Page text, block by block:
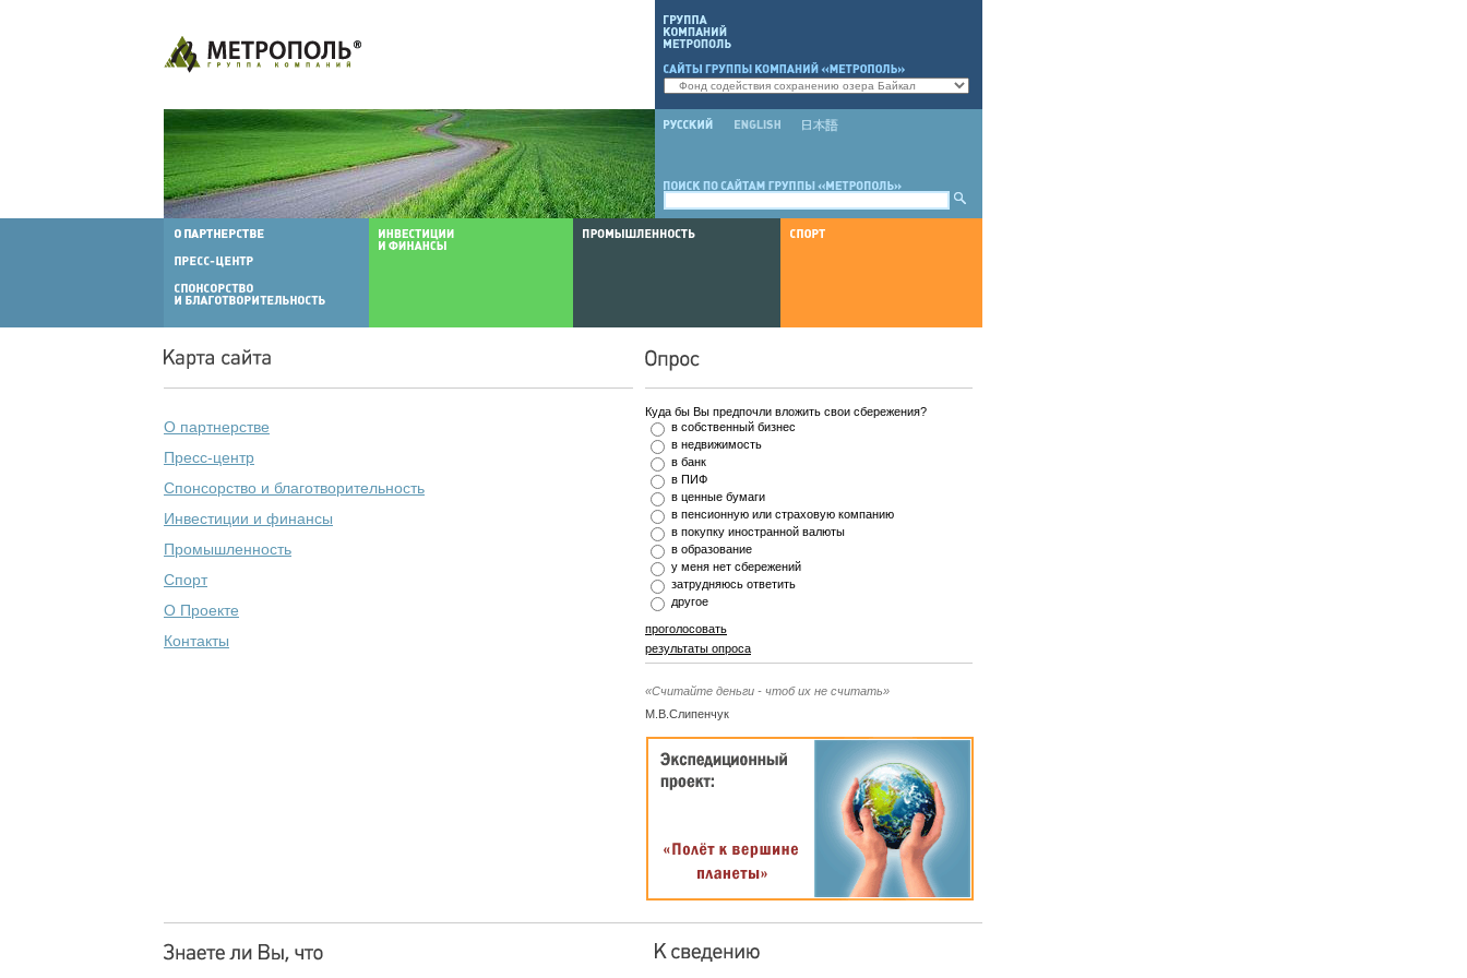
О партнерстве
Пресс-центр
Спонсорство и благотворительность
Инвестиции и финансы
Промышленность
Спорт
О Проекте
Контакты
Куда бы Вы предпочли вложить свои сбережения?
в собственный бизнес
в недвижимость
в банк
в ПИФ
в ценные бумаги
в пенсионную или страховую компанию
в покупку иностранной валюты
в образование
у меня нет сбережений
затрудняюсь ответить
другое
проголосовать
результаты опроса
«Считайте деньги - чтоб их не считать»
М.В.Слипенчук